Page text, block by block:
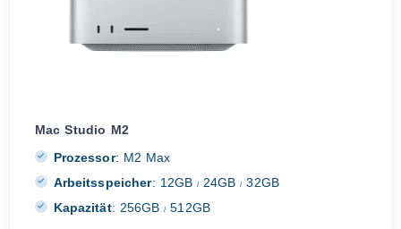
Mac Studio M2
Prozessor: M2 Max
Arbeitsspeicher: 12GB / 24GB/ 32GB
Kapazität: 256GB/ 512GB